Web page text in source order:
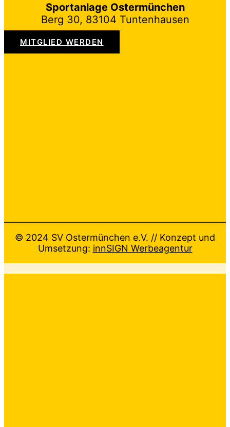
Sportanlage Ostermünchen
Berg 30, 83104 Tuntenhausen
MITGLIED WERDEN
© 2024 SV Ostermünchen e.V. // Konzept und
Umsetzung: innSIGN Werbeagentur